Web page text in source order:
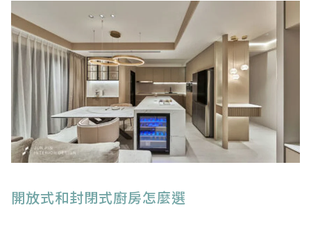
開放式和封閉式廚房怎麼選